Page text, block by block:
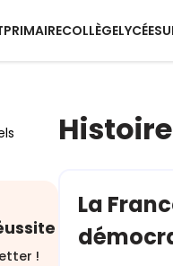
PRIMAIRECOLLÈGELYCÉE
!
Histoire
La